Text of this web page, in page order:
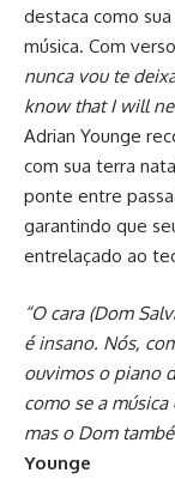
destaca como
música. Com
nunca vou te
know that I will
Adrian Younge
com sua terra
ponte entre
garantindo que
entrelaçado ao
“O cara (Dom
é insano. Nós,
ouvimos o piano
como se a música
mas o Dom
Younge